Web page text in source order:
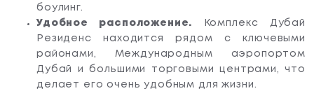
боулинг.
Удобное расположение.
Комплекс Дубай
Резиденс находится рядом с ключевыми
районами, Международным аэропортом
Дубай и большими торговыми центрами, что
делает его очень удобным для жизни.